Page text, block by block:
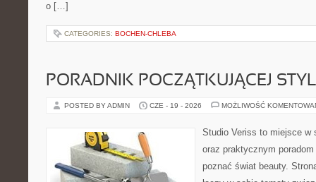
o […]
CATEGORIES: BOCHEN-CHLEBA
PORADNIK POCZĄTKUJĄCEJ
POSTED BY ADMIN CZE - 19 - 2026 MOŻLIWOŚĆ
Studio Veriss to miejsce w
oraz praktycznym
poznać świat beauty.